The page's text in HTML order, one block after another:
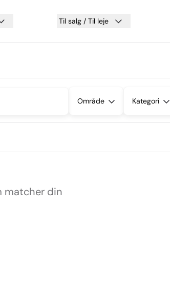
Til salg / Til leje
Område Kategori
matcher din